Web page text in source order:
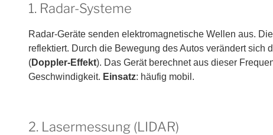
1. Radar-Systeme
Radar-Geräte senden elektromagnetische Wellen aus.
reflektiert. Durch die Bewegung des Autos verändert sich
(Doppler-Effekt). Das Gerät berechnet aus dieser
Geschwindigkeit. Einsatz: häufig mobil.
2. Lasermessung (LIDAR)